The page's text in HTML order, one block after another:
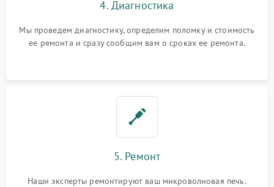
4. Диагностика
Мы проведем диагностику, определим поломку и стоимость
ее ремонта и сразу сообщим вам о сроках ее ремонта.
5. Ремонт
Наши эксперты ремонтируют ваш микроволновая печь.